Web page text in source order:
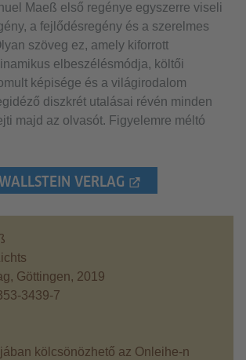
Maeß első regénye egyszerre viseli
a fejlődésregény és a szerelmes
szöveg ez, amely kiforrott
elbeszélésmódja, költői
képisége és a világirodalom
diszkrét utalásai révén minden
majd az olvasót. Figyelemre méltó
WALLSTEIN VERLAG
Göttingen, 2019
3439-7
kölcsönözhető az Onleihe-n